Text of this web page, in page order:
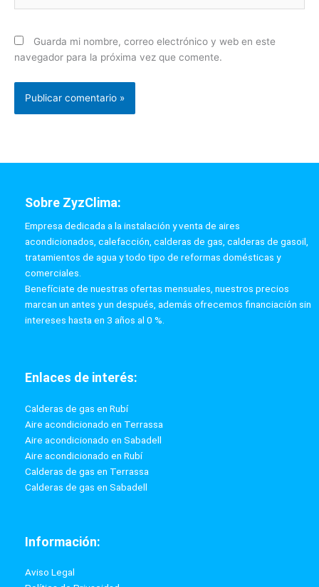
Guarda mi nombre, correo electrónico y web en este
navegador para la próxima vez que comente.
Sobre ZyzClima:
Empresa dedicada a la instalación y venta de aires
acondicionados, calefacción, calderas de gas, calderas de gasoil,
tratamientos de agua y todo tipo de reformas domésticas y
comerciales.
Benefíciate de nuestras ofertas mensuales, nuestros precios
marcan un antes y un después, además ofrecemos financiación sin
intereses hasta en 3 años al 0 %.
Enlaces de interés:
Calderas de gas en Rubí
Aire acondicionado en Terrassa
Aire acondicionado en Sabadell
Aire acondicionado en Rubí
Calderas de gas en Terrassa
Calderas de gas en Sabadell
Información:
Aviso Legal